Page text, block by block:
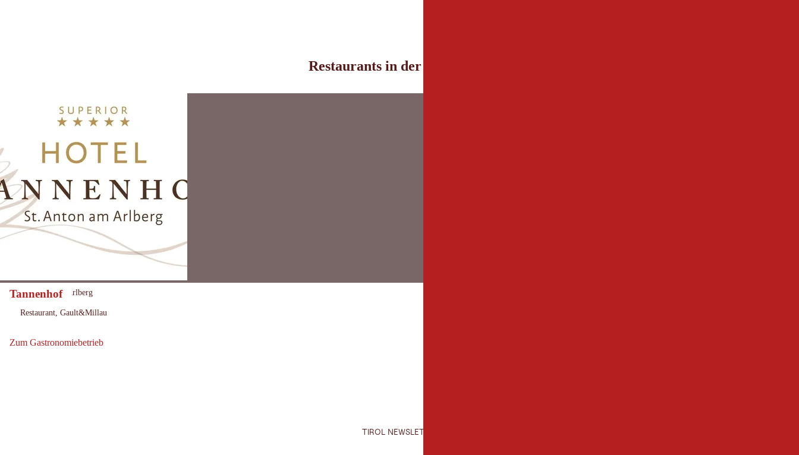
Restaurants in der Umgebung
Tannenhof
Ort:St. Anton am Arlberg
Restaurant, Gault&Millau
Zum Gastronomiebetrieb
Zum Gastronomiebetrieb: Tannenhof
TIROL NEWSLETTER